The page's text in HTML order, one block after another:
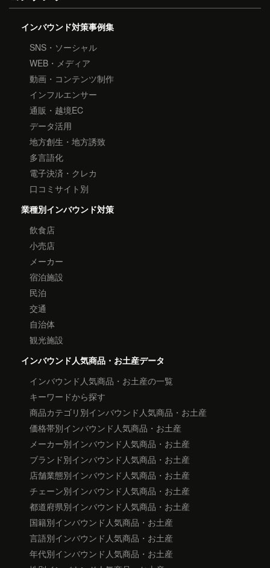
インバウンド対策事例集
SNS・ソーシャル
WEB・メディア
動画・コンテンツ制作
インフルエンサー
通販・越境EC
データ活用
地方創生・地方誘致
多言語化
電子決済・クレカ
口コミサイト別
業種別インバウンド対策
飲食店
小売店
メーカー
宿泊施設
民泊
交通
自治体
観光施設
インバウンド人気商品・お土産データ
インバウンド人気商品・お土産の一覧
キーワードから探す
商品カテゴリ別インバウンド人気商品・お土産
価格帯別インバウンド人気商品・お土産
メーカー別インバウンド人気商品・お土産
ブランド別インバウンド人気商品・お土産
店舗業態別インバウンド人気商品・お土産
チェーン別インバウンド人気商品・お土産
都道府県別インバウンド人気商品・お土産
国籍別インバウンド人気商品・お土産
言語別インバウンド人気商品・お土産
年代別インバウンド人気商品・お土産